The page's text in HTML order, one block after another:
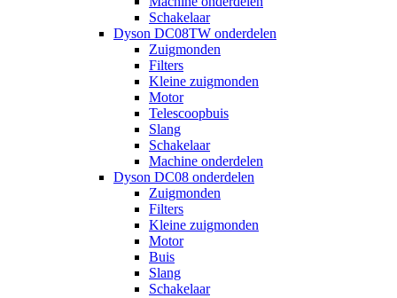
Schakelaar
Dyson DC08TW onderdelen
Zuigmonden
Filters
Kleine zuigmonden
Motor
Telescoopbuis
Slang
Schakelaar
Machine onderdelen
Dyson DC08 onderdelen
Zuigmonden
Filters
Kleine zuigmonden
Motor
Buis
Slang
Schakelaar